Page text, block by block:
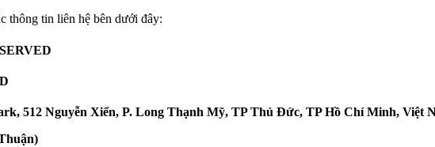
thông tin liên hệ bên dưới đây:
512 Nguyễn Xiển, P. Long Thạnh Mỹ, TP Thủ Đức, TP Hồ Chí Minh, Việt